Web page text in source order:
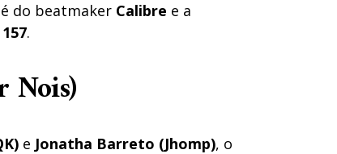
do beatmaker Calibre e a
.
Nois)
e Jonatha Barreto (Jhomp), o